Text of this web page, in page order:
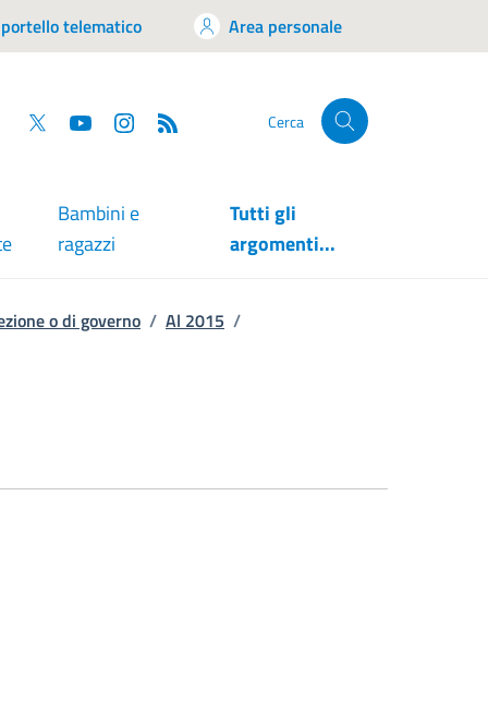
telematico Area personale
Facebook
Twitter YouTube Cerca
Bambini e
ragazzi
Tutti gli
argomenti...
o di governo / Al 2015 /